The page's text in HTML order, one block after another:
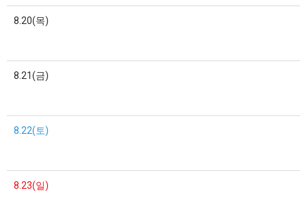
8.20(목)
8.21(금)
8.22(토)
8.23(일)